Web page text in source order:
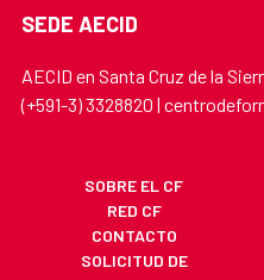
SEDE AECID
AECID en Santa Cruz de la
(+591-3) 3328820 |
SOBRE EL CF
RED CF
CONTACTO
SOLICITUD DE